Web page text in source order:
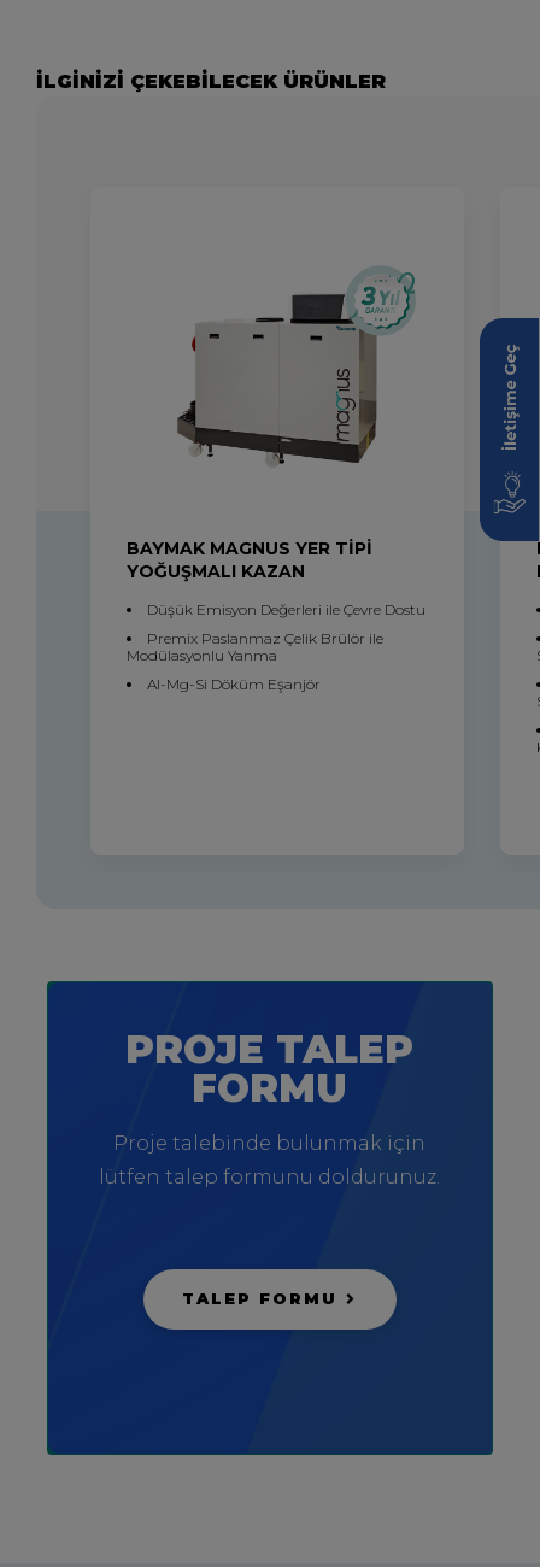
İLGİNİZİ ÇEKEBİLECEK ÜRÜNLER
BAYMAK MAGNUS YER TİPİ
YOĞUŞMALI KAZAN
Düşük Emisyon Değerleri ile Çevre Dostu
Premix Paslanmaz Çelik Brülör ile
Modülasyonlu Yanma
Al-Mg-Si Döküm Eşanjör
PROJE TALEP
FORMU
Proje talebinde bulunmak için
lütfen talep formunu doldurunuz.
TALEP FORMU